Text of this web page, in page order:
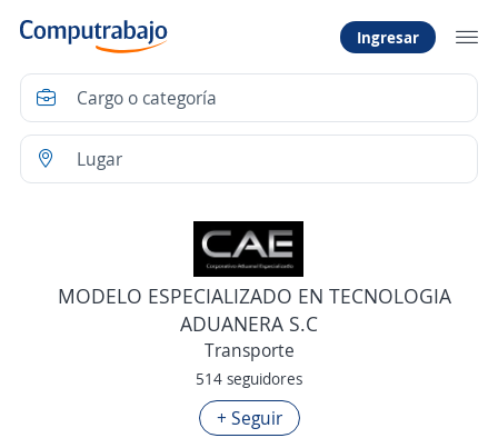
Ingresar
MODELO ESPECIALIZADO EN TECNOLOGIA
ADUANERA S.C
Transporte
514 seguidores
+ Seguir